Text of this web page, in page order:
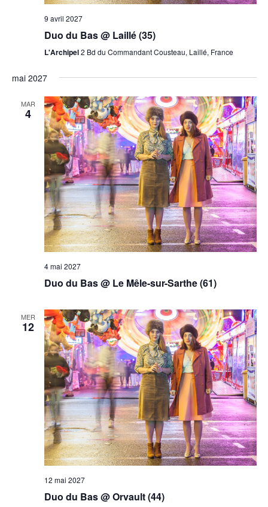
9 avril 2027
Duo du Bas @ Laillé (35)
L'Archipel2 Bd du Commandant Cousteau, Laillé, France
mai 2027
MAR
4
4 mai 2027
Duo du Bas @ Le Mêle-sur-Sarthe (61)
MER
12
12 mai 2027
Duo du Bas @ Orvault (44)